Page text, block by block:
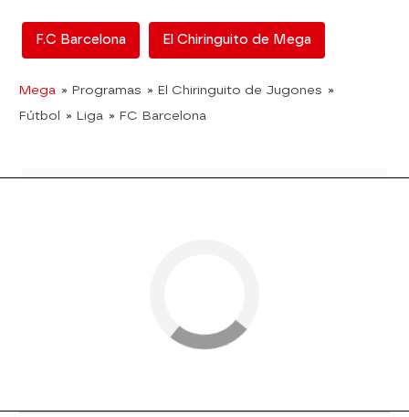
F.C Barcelona El Chiringuito de Mega
Mega » Programas » El Chiringuito de Jugones »
Fútbol » Liga » FC Barcelona